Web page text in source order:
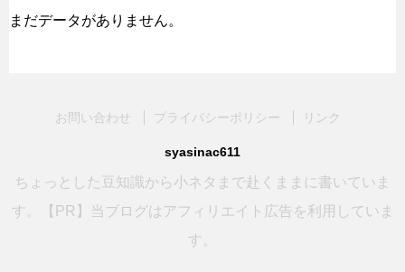
まだデータがありません。
お問い合わせ プライバシーポリシー リンク
syasinac611
ちょっとした豆知識から小ネタまで赴くままに書いていま
す。【PR】当ブログはアフィリエイト広告を利用していま
す。